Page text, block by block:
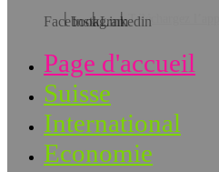
Téléchargez l’app!
Page d'accueil
Suisse
International
Economie